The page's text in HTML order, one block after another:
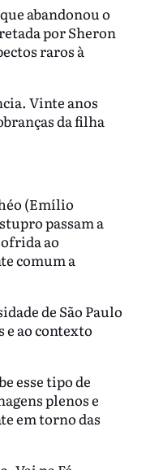
abandonou o
por Sheron
raros à
Vinte anos
da filha
(Emílio
passam a
ao
comum a
de São Paulo
e ao contexto
esse tipo de
plenos e
em torno das